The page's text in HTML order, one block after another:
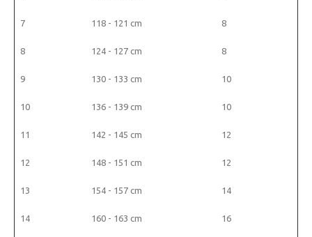
7 118 - 121 cm 8
8 124 - 127 cm 8
9 130 - 133 cm 10
10 136 - 139 cm 10
11 142 - 145 cm 12
12 148 - 151 cm 12
13 154 - 157 cm 14
14 160 - 163 cm 16